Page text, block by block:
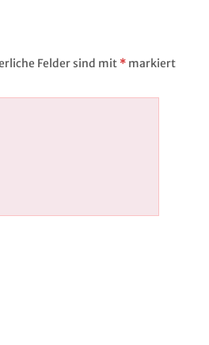
Felder sind mit * markiert